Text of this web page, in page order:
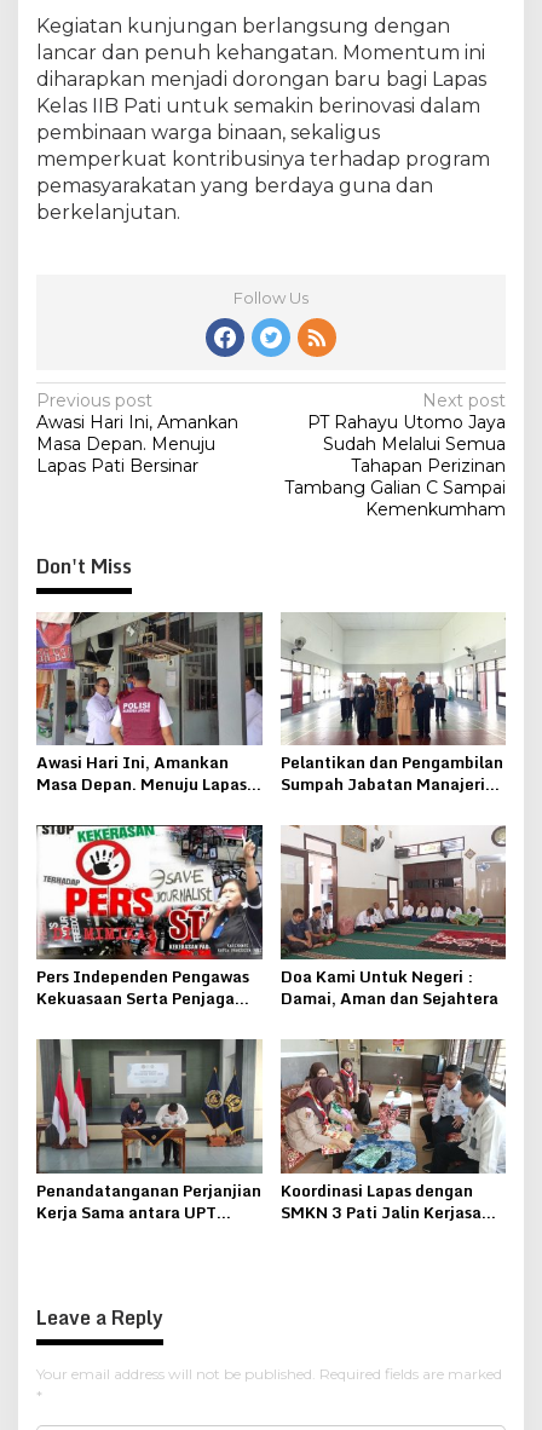
Kegiatan kunjungan berlangsung dengan
lancar dan penuh kehangatan. Momentum ini
diharapkan menjadi dorongan baru bagi Lapas
Kelas IIB Pati untuk semakin berinovasi dalam
pembinaan warga binaan, sekaligus
memperkuat kontribusinya terhadap program
pemasyarakatan yang berdaya guna dan
berkelanjutan.
Follow Us
Post
navigation
Previous post
Awasi Hari Ini, Amankan
Masa Depan. Menuju
Lapas Pati Bersinar
Next post
PT Rahayu Utomo Jaya
Sudah Melalui Semua
Tahapan Perizinan
Tambang Galian C Sampai
Kemenkumham
Don't Miss
Awasi Hari Ini, Amankan
Masa Depan. Menuju Lapas
Pelantikan dan Pengambilan
Sumpah Jabatan Manajerial
Pers Independen Pengawas
Kekuasaan Serta Penjaga
Doa Kami Untuk Negeri :
Damai, Aman dan Sejahtera
Penandatanganan Perjanjian
Kerja Sama antara UPT
Koordinasi Lapas dengan
SMKN 3 Pati Jalin Kerjasama
Leave a Reply
Your email address will not be published. Required fields are marked
*